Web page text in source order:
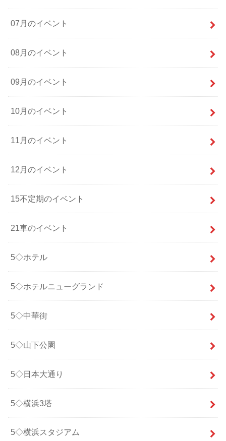
07月のイベント
08月のイベント
09月のイベント
10月のイベント
11月のイベント
12月のイベント
15不定期のイベント
21車のイベント
5◇ホテル
5◇ホテルニューグランド
5◇中華街
5◇山下公園
5◇日本大通り
5◇横浜3塔
5◇横浜スタジアム